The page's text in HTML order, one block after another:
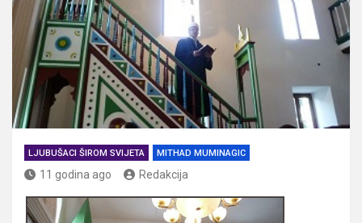
LJUBUŠACI ŠIROM SVIJETA MITHAD MUMINAGIC
11 godina ago Redakcija